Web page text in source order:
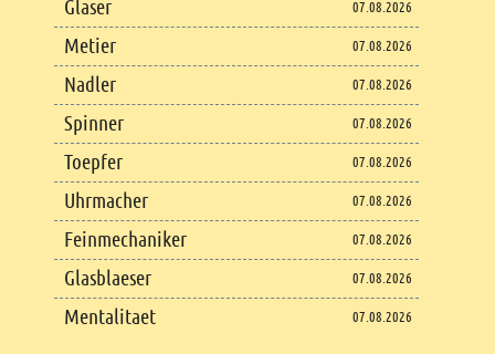
Glaser 07.08.2026
Metier 07.08.2026
Nadler 07.08.2026
Spinner 07.08.2026
Toepfer 07.08.2026
Uhrmacher 07.08.2026
Feinmechaniker 07.08.2026
Glasblaeser 07.08.2026
Mentalitaet 07.08.2026